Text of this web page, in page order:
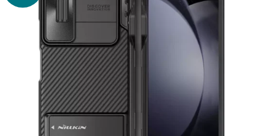
aos meus